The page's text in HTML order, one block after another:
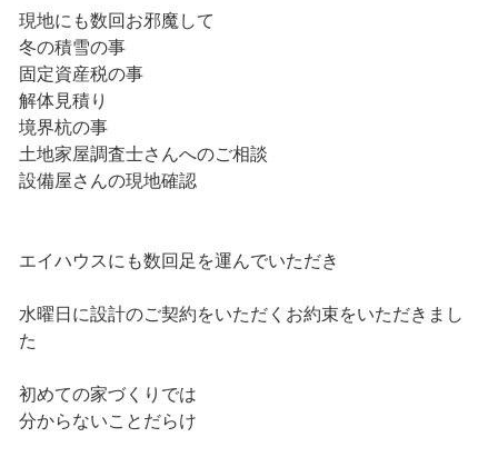
現地にも数回お邪魔して
冬の積雪の事
固定資産税の事
解体見積り
境界杭の事
土地家屋調査士さんへのご相談
設備屋さんの現地確認
エイハウスにも数回足を運んでいただき
水曜日に設計のご契約をいただくお約束をいただきまし
た
初めての家づくりでは
分からないことだらけ